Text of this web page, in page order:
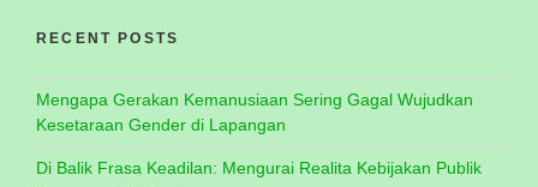
RECENT POSTS
Mengapa Gerakan Kemanusiaan Sering Gagal Wujudkan
Kesetaraan Gender di Lapangan
Di Balik Frasa Keadilan: Mengurai Realita Kebijakan Publik